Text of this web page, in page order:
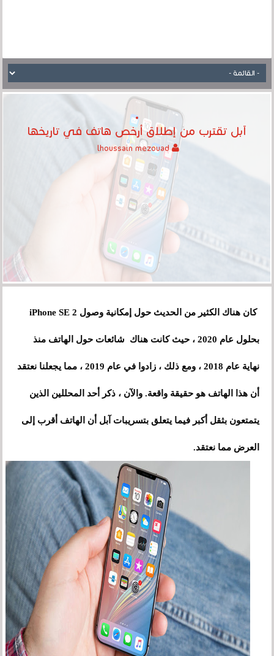
آبل تقترب من إطلاق أرخص هاتف في تاريخها
lhoussain mezouad
كان هناك الكثير من الحديث حول إمكانية وصول iPhone SE 2
بحلول عام 2020 ، حيث كانت هناك شائعات حول الهاتف منذ
نهاية عام 2018 ، ومع ذلك ، زادوا في عام 2019 ، مما يجعلنا نعتقد
أن هذا الهاتف هو حقيقة واقعة. والآن ، ذكر أحد المحللين الذين
يتمتعون بثقل أكبر فيما يتعلق بتسريبات آبل أن الهاتف أقرب إلى
العرض مما نعتقد.